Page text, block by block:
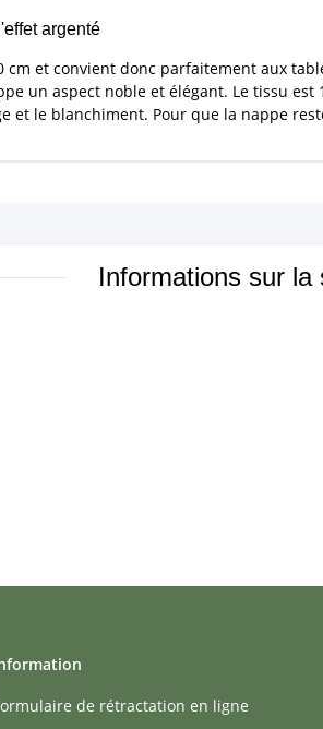
argenté
cm et convient donc parfaitement aux
un aspect noble et élégant. Le tissu
et le blanchiment. Pour que la nappe
Informations sur la
de rétractation en ligne